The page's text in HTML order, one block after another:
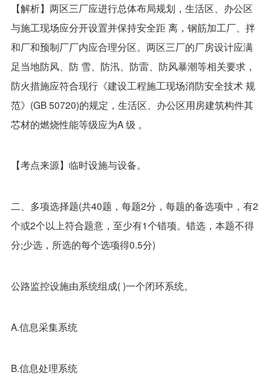
【解析】两区三厂应进行总体布局规划，生活区、办公区
与施工现场应分开设置并保持安全距 离，钢筋加工厂、拌
和厂和预制厂厂内应合理分区。两区三厂的厂房设计应满
足当地防风、防 雪、防汛、防雷、防风暴潮等相关要求，
防火措施应符合现行《建设工程施工现场消防安全技术 规
范》(GB 50720)的规定，生活区、办公区用房建筑构件其
芯材的燃烧性能等级应为A 级 。
【考点来源】临时设施与设备。
二、多项选择题(共40题，每题2分，每题的备选项中，有2
个或2个以上符合题意，至少有1个错项。错选，本题不得
分;少选，所选的每个选项得0.5分)
公路监控设施由系统组成( )一个闭环系统。
A.信息采集系统
B.信息处理系统